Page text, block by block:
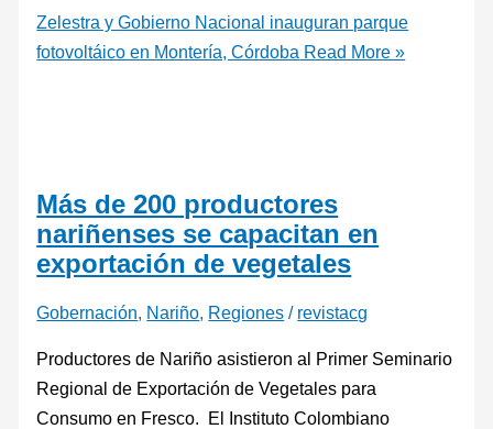
Zelestra y Gobierno Nacional inauguran parque
fotovoltáico en Montería, Córdoba Read More »
Más de 200 productores
nariñenses se capacitan en
exportación de vegetales
Gobernación, Nariño, Regiones / revistacg
Productores de Nariño asistieron al Primer Seminario
Regional de Exportación de Vegetales para
Consumo en Fresco. El Instituto Colombiano